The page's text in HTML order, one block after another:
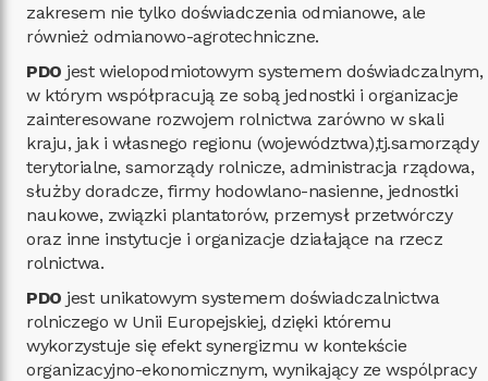
zakresem nie tylko doświadczenia odmianowe, ale
również odmianowo-agrotechniczne.
PDO jest wielopodmiotowym systemem doświadczalnym,
w którym współpracują ze sobą jednostki i organizacje
zainteresowane rozwojem rolnictwa zarówno w skali
kraju, jak i własnego regionu (województwa),tj.samorządy
terytorialne, samorządy rolnicze, administracja rządowa,
służby doradcze, firmy hodowlano-nasienne, jednostki
naukowe, związki plantatorów, przemysł przetwórczy
oraz inne instytucje i organizacje działające na rzecz
rolnictwa.
PDO jest unikatowym systemem doświadczalnictwa
rolniczego w Unii Europejskiej, dzięki któremu
wykorzystuje się efekt synergizmu w kontekście
organizacyjno-ekonomicznym, wynikający ze wspólpracy